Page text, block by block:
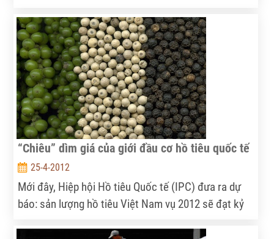
trạng giá phân bón đột ngột tăng sau một thời gian
giảm. Bên cạnh nỗi lo tăng chi phí sản xuất, nông
dân còn đối mặt với tình trạng phân bón giả.
“Chiêu” dìm giá của giới đầu cơ hồ tiêu quốc tế
25-4-2012
Mới đây, Hiệp hội Hồ tiêu Quốc tế (IPC) đưa ra dự
báo: sản lượng hồ tiêu Việt Nam vụ 2012 sẽ đạt kỷ